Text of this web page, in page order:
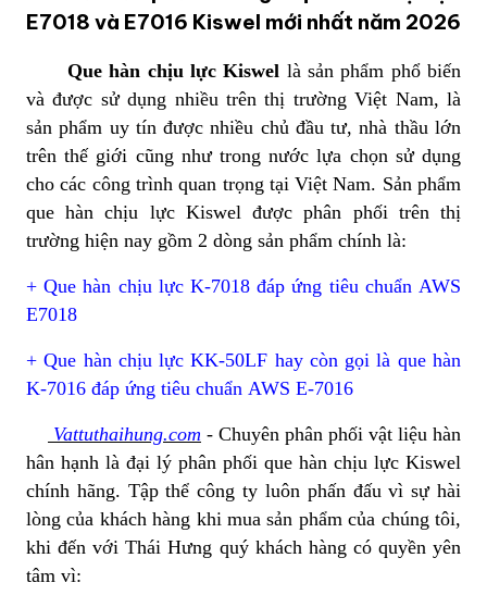
E7018 và E7016 Kiswel mới nhất năm 2026
Que hàn chịu lực Kiswel là sản phẩm phổ biến
và được sử dụng nhiều trên thị trường Việt Nam, là
sản phẩm uy tín được nhiều chủ đầu tư, nhà thầu lớn
trên thế giới cũng như trong nước lựa chọn sử dụng
cho các công trình quan trọng tại Việt Nam. Sản phẩm
que hàn chịu lực Kiswel được phân phối trên thị
trường hiện nay gồm 2 dòng sản phẩm chính là:
+ Que hàn chịu lực K-7018 đáp ứng tiêu chuẩn AWS
E7018
+ Que hàn chịu lực KK-50LF hay còn gọi là que hàn
K-7016 đáp ứng tiêu chuẩn AWS E-7016
Vattuthaihung.com - Chuyên phân phối vật liệu hàn
hân hạnh là đại lý phân phối que hàn chịu lực Kiswel
chính hãng. Tập thể công ty luôn phấn đấu vì sự hài
lòng của khách hàng khi mua sản phẩm của chúng tôi,
khi đến với Thái Hưng quý khách hàng có quyền yên
tâm vì: